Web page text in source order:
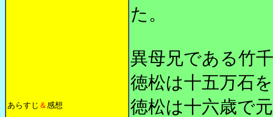
あらすじ ＆感想
た。
異母兄である竹
徳松は十五万石
徳松は十六歳で